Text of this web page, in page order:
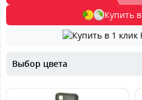
Купить
Выбор цвета